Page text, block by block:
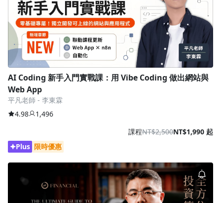
AI Coding 新手入門實戰課：用 Vibe Coding 做出網站與
Web App
平凡老師 - 李東霖
4.98
1,496
課程NT$2,500NT$1,990 起
Plus 限時優惠